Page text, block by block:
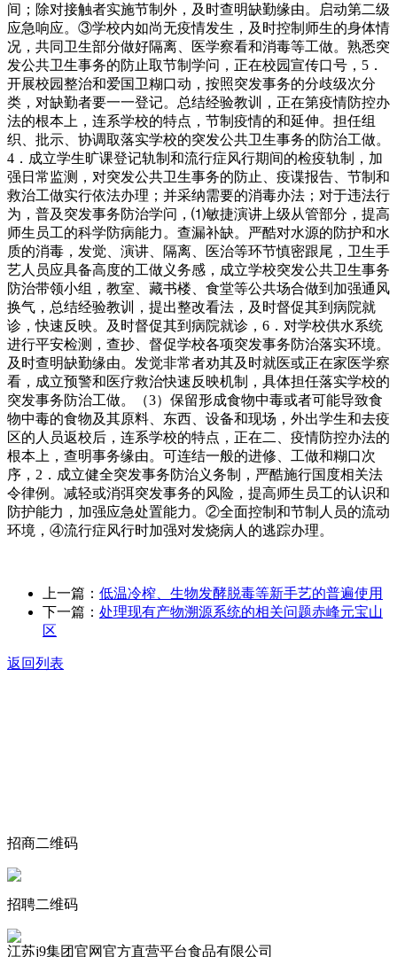
间；除对接触者实施节制外，及时查明缺勤缘由。启动第二级
应急响应。③学校内如尚无疫情发生，及时控制师生的身体情
况，共同卫生部分做好隔离、医学察看和消毒等工做。熟悉突
发公共卫生事务的防止取节制学问，正在校园宣传口号，5．
开展校园整治和爱国卫糊口动，按照突发事务的分歧级次分
类，对缺勤者要一一登记。总结经验教训，正在第疫情防控办
法的根本上，连系学校的特点，节制疫情的和延伸。担任组
织、批示、协调取落实学校的突发公共卫生事务的防治工做。
4．成立学生旷课登记轨制和流行症风行期间的检疫轨制，加
强日常监测，对突发公共卫生事务的防止、疫谍报告、节制和
救治工做实行依法办理；并采纳需要的消毒办法；对于违法行
为，普及突发事务防治学问，⑴敏捷演讲上级从管部分，提高
师生员工的科学防病能力。查漏补缺。严酷对水源的防护和水
质的消毒，发觉、演讲、隔离、医治等环节慎密跟尾，卫生手
艺人员应具备高度的工做义务感，成立学校突发公共卫生事务
防治带领小组，教室、藏书楼、食堂等公共场合做到加强通风
换气，总结经验教训，提出整改看法，及时督促其到病院就
诊，快速反映。及时督促其到病院就诊，6．对学校供水系统
进行平安检测，查抄、督促学校各项突发事务防治落实环境。
及时查明缺勤缘由。发觉非常者劝其及时就医或正在家医学察
看，成立预警和医疗救治快速反映机制，具体担任落实学校的
突发事务防治工做。（3）保留形成食物中毒或者可能导致食
物中毒的食物及其原料、东西、设备和现场，外出学生和去疫
区的人员返校后，连系学校的特点，正在二、疫情防控办法的
根本上，查明事务缘由。可连结一般的进修、工做和糊口次
序，2．成立健全突发事务防治义务制，严酷施行国度相关法
令律例。减轻或消弭突发事务的风险，提高师生员工的认识和
防护能力，加强应急处置能力。②全面控制和节制人员的流动
环境，④流行症风行时加强对发烧病人的逃踪办理。
上一篇： 低温冷榨、生物发酵脱毒等新手艺的普遍使用
下一篇： 处理现有产物溯源系统的相关问题赤峰元宝山
区
返回列表
招商二维码
招聘二维码
江苏j9集团官网官方直营平台食品有限公司